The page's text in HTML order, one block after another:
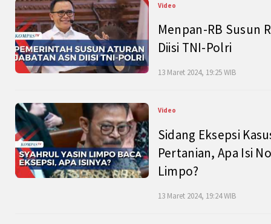
Video
Menpan-RB Susun
Diisi TNI-Polri
13 Maret 2024, 19:25 WIB
Video
Sidang Eksepsi
Pertanian, Apa Isi
Limpo?
13 Maret 2024, 19:24 WIB